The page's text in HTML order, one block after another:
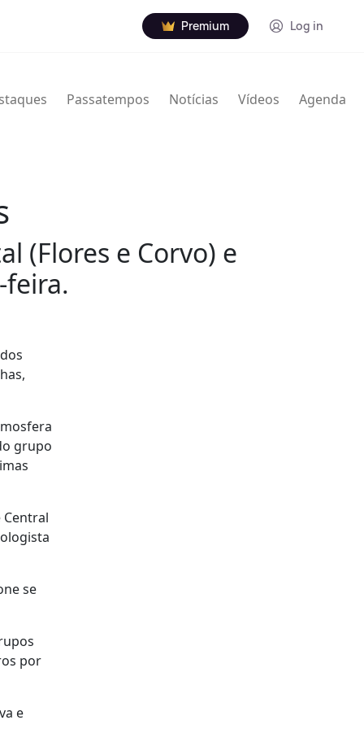
Premium Log in
Passatempos Notícias Vídeos Agenda
(Flores e Corvo) e
feira.
grupo
se
por
e